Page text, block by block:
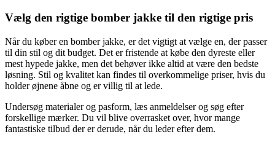
Vælg den rigtige bomber jakke til den rigtige pris
Når du køber en bomber jakke, er det vigtigt at vælge en, der passer
til din stil og dit budget. Det er fristende at købe den dyreste eller
mest hypede jakke, men det behøver ikke altid at være den bedste
løsning. Stil og kvalitet kan findes til overkommelige priser, hvis du
holder øjnene åbne og er villig til at lede.
Undersøg materialer og pasform, læs anmeldelser og søg efter
forskellige mærker. Du vil blive overrasket over, hvor mange
fantastiske tilbud der er derude, når du leder efter dem.